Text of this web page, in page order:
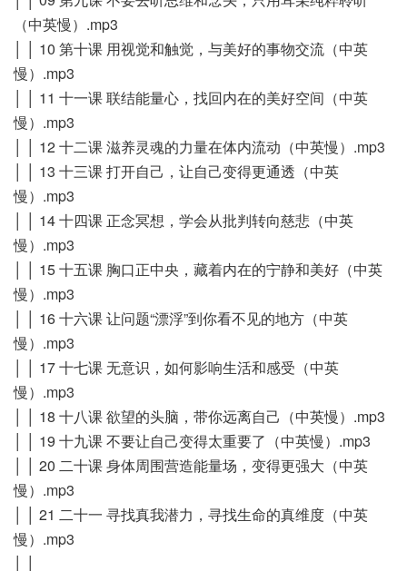
（中英慢）.mp3
│ │ 10 第十课 用视觉和触觉，与美好的事物交流（中英
慢）.mp3
│ │ 11 十一课 联结能量心，找回内在的美好空间（中英
慢）.mp3
│ │ 12 十二课 滋养灵魂的力量在体内流动（中英慢）.mp3
│ │ 13 十三课 打开自己，让自己变得更通透（中英
慢）.mp3
│ │ 14 十四课 正念冥想，学会从批判转向慈悲（中英
慢）.mp3
│ │ 15 十五课 胸口正中央，藏着内在的宁静和美好（中英
慢）.mp3
│ │ 16 十六课 让问题“漂浮”到你看不见的地方（中英
慢）.mp3
│ │ 17 十七课 无意识，如何影响生活和感受（中英
慢）.mp3
│ │ 18 十八课 欲望的头脑，带你远离自己（中英慢）.mp3
│ │ 19 十九课 不要让自己变得太重要了（中英慢）.mp3
│ │ 20 二十课 身体周围营造能量场，变得更强大（中英
慢）.mp3
│ │ 21 二十一 寻找真我潜力，寻找生命的真维度（中英
慢）.mp3